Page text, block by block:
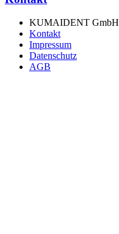
KUMAIDENT GmbH
Kontakt
Impressum
Datenschutz
AGB